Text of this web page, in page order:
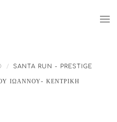
SANTA RUN - PRESTIGE
ΙΩΆΝΝΟΥ- ΚΕΝΤΡΙΚΉ